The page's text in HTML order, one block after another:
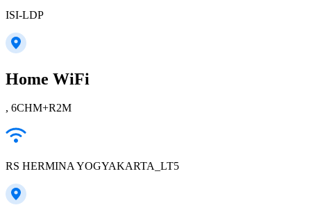
ISI-LDP
Home WiFi
, 6CHM+R2M
RS HERMINA YOGYAKARTA_LT5